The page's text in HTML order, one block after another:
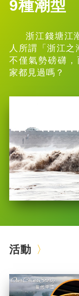
9種潮型
浙江錢塘江潮
人所謂「浙江
不僅氣勢磅礴
家都見過嗎？
活動